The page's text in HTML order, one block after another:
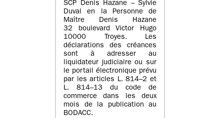
SCP Denis Hazane – Sylvie
Duval en la Personne de
Maître Denis Hazane
32 boulevard Victor Hugo
10000 Troyes. Les
déclarations des créances
sont à adresser au
liquidateur judiciaire ou sur
le portail électronique prévu
par les articles L. 814–2 et
L. 814–13 du code de
commerce dans les deux
mois de la publication au
BODACC.